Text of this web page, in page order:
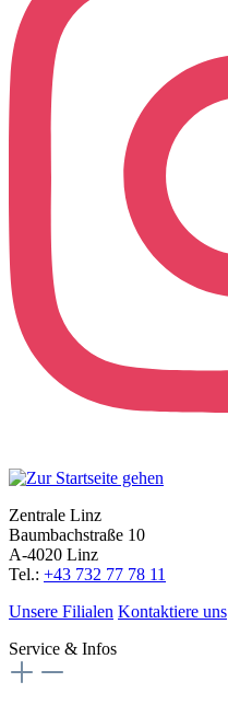
Zentrale Linz
Baumbachstraße 10
A-4020 Linz
Tel.: +43 732 77 78 11
Unsere Filialen Kontaktiere uns
Service & Infos